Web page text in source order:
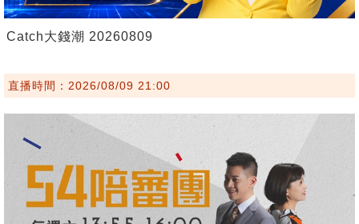
Catch大錢潮 20260809
直播時間：2026/08/09 21:00